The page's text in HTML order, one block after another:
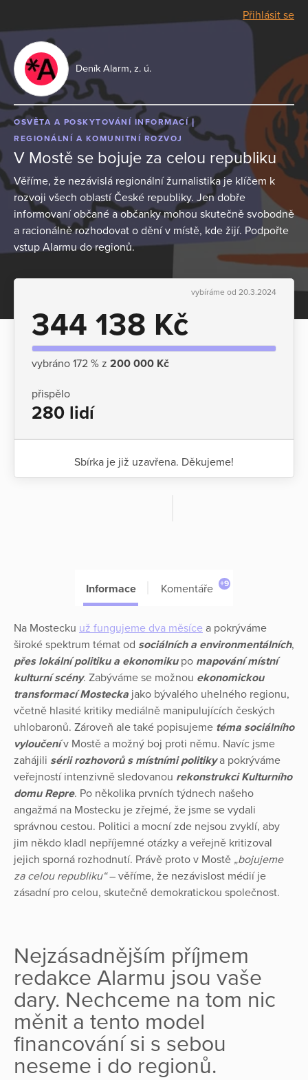
Přihlásit se
Deník Alarm, z. ú.
OSVĚTA A POSKYTOVÁNÍ INFORMACÍ
REGIONÁLNÍ A KOMUNITNÍ ROZVOJ
V Mostě se bojuje za celou republiku
Věříme, že nezávislá regionální žurnalistika je klíčem k
rozvoji všech oblastí České republiky. Jen dobře
informovaní občané a občanky mohou skutečně svobodně
a racionálně rozhodovat o dění v místě, kde žijí. Podpořte
vstup Alarmu do regionů.
vybíráme od 20.3.2024
344 138 Kč
vybráno 172 % z 200 000 Kč
přispělo
280 lidí
Sbírka je již uzavřena. Děkujeme!
Informace Komentáře +9
Na Mostecku už fungujeme dva měsíce a pokrýváme
široké spektrum témat od sociálních a environmentálních,
přes lokální politiku a ekonomikupo mapování místní
kulturní scény. Zabýváme se možnou ekonomickou
transformací Mostecka jako bývalého uhelného regionu,
včetně hlasité kritiky mediálně manipulujících českých
uhlobaronů. Zároveň ale také popisujeme téma sociálního
vyloučenív Mostě a možný boj proti němu. Navíc jsme
zahájili sérii rozhovorů s místními politikya pokrýváme
veřejností intenzivně sledovanou rekonstrukci Kulturního
domu Repre. Po několika prvních týdnech našeho
angažmá na Mostecku je zřejmé, že jsme se vydali
správnou cestou. Politici a mocní zde nejsou zvyklí, aby
jim někdo kladl nepříjemné otázky a veřejně kritizoval
jejich sporná rozhodnutí. Právě proto v Mostě „bojujeme
za celou republiku“– věříme, že nezávislost médií je
zásadní pro celou, skutečně demokratickou společnost.
Nejzásadnějším příjmem
redakce Alarmu jsou vaše
dary. Nechceme na tom nic
měnit a tento model
financování si s sebou
neseme i do regionů.